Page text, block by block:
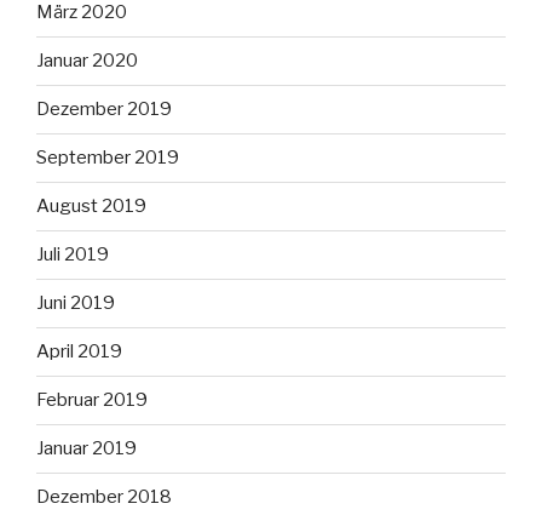
März 2020
Januar 2020
Dezember 2019
September 2019
August 2019
Juli 2019
Juni 2019
April 2019
Februar 2019
Januar 2019
Dezember 2018